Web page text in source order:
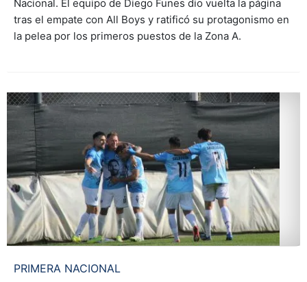
Nacional. El equipo de Diego Funes dio vuelta la página
tras el empate con All Boys y ratificó su protagonismo en
la pelea por los primeros puestos de la Zona A.
PRIMERA NACIONAL